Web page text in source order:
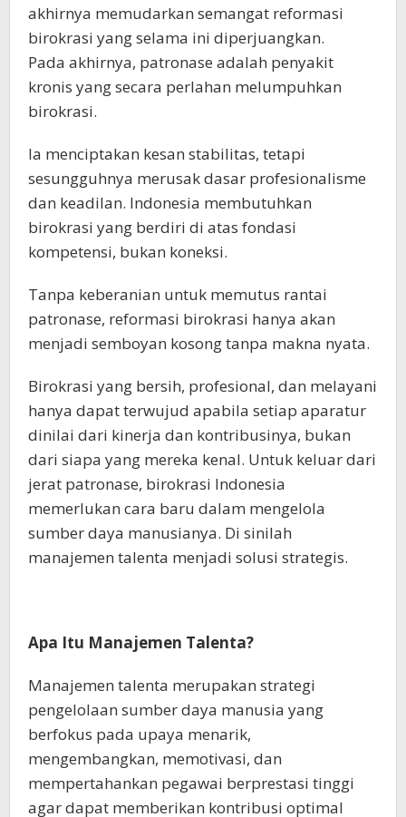
akhirnya memudarkan semangat reformasi
birokrasi yang selama ini diperjuangkan.
Pada akhirnya, patronase adalah penyakit
kronis yang secara perlahan melumpuhkan
birokrasi.
Ia menciptakan kesan stabilitas, tetapi
sesungguhnya merusak dasar profesionalisme
dan keadilan. Indonesia membutuhkan
birokrasi yang berdiri di atas fondasi
kompetensi, bukan koneksi.
Tanpa keberanian untuk memutus rantai
patronase, reformasi birokrasi hanya akan
menjadi semboyan kosong tanpa makna nyata.
Birokrasi yang bersih, profesional, dan melayani
hanya dapat terwujud apabila setiap aparatur
dinilai dari kinerja dan kontribusinya, bukan
dari siapa yang mereka kenal. Untuk keluar dari
jerat patronase, birokrasi Indonesia
memerlukan cara baru dalam mengelola
sumber daya manusianya. Di sinilah
manajemen talenta menjadi solusi strategis.
Apa Itu Manajemen Talenta?
Manajemen talenta merupakan strategi
pengelolaan sumber daya manusia yang
berfokus pada upaya menarik,
mengembangkan, memotivasi, dan
mempertahankan pegawai berprestasi tinggi
agar dapat memberikan kontribusi optimal